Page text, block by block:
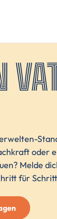
oder
Melde
für